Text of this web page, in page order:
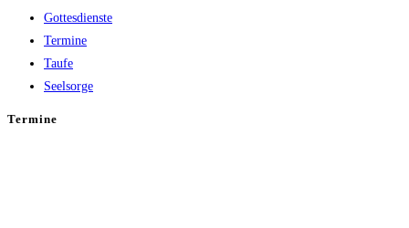
Gottesdienste
Termine
Taufe
Seelsorge
Termine